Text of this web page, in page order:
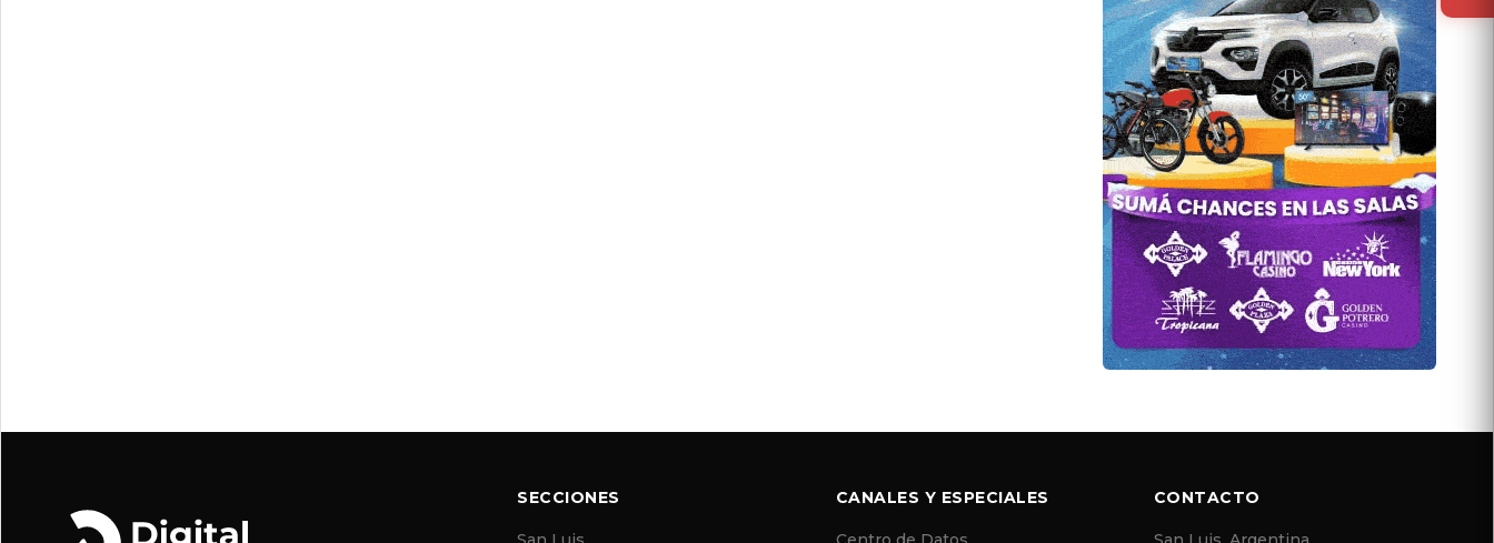
SECCIONES CANALES Y ESPECIALES CONTACTO